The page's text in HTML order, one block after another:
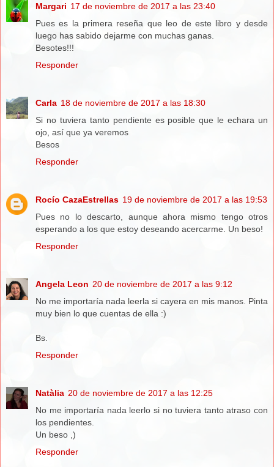
Margari 17 de noviembre de 2017 a las 23:40
Pues es la primera reseña que leo de este libro y desde
luego has sabido dejarme con muchas ganas.
Besotes!!!
Responder
Carla 18 de noviembre de 2017 a las 18:30
Si no tuviera tanto pendiente es posible que le echara un
ojo, así que ya veremos
Besos
Responder
Rocío CazaEstrellas 19 de noviembre de 2017 a las 19:53
Pues no lo descarto, aunque ahora mismo tengo otros
esperando a los que estoy deseando acercarme. Un beso!
Responder
Angela Leon 20 de noviembre de 2017 a las 9:12
No me importaría nada leerla si cayera en mis manos. Pinta
muy bien lo que cuentas de ella :)
Bs.
Responder
Natàlia 20 de noviembre de 2017 a las 12:25
No me importaría nada leerlo si no tuviera tanto atraso con
los pendientes.
Un beso ,)
Responder